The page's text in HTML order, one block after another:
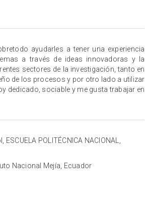
ayudarles a tener una experiencia
a través de ideas innovadoras y la
sectores de la investigación, tanto en
de los procesos y por otro lado a utilizar
dedicado, sociable y me gusta trabajar en
POLITÉCNICA NACIONAL,
Nacional Mejía, Ecuador